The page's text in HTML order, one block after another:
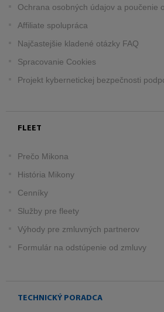
Ochrana osobných údajov a poučenie
Affiliate spolupráca
Najčastejšie kladené otázky FAQ
Spracovanie Cookies
Projekt kybernetickej bezpečnosti
FLEET
Prečo Mikona
História Mikony
Cenníky
Služby pre fleety
Výhody pre zmluvných partnerov
Formulár na odstúpenie od zmluvy
TECHNICKÝ PORADCA